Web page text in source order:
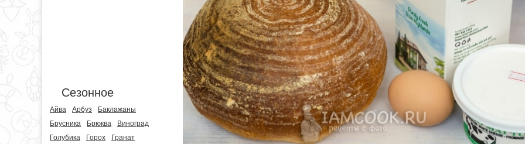
Сезонное
Айва Арбуз
Баклажаны
Брусника
Брюква
Виноград
Голубика
Горох
Гранат